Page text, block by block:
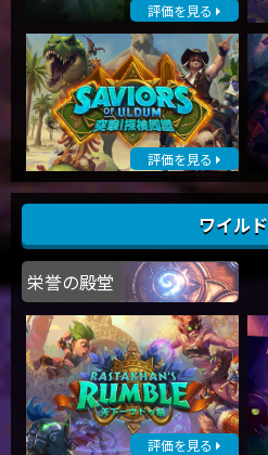
評価を見る
評価を見る
ワイルド
栄誉の殿堂
評価を見る